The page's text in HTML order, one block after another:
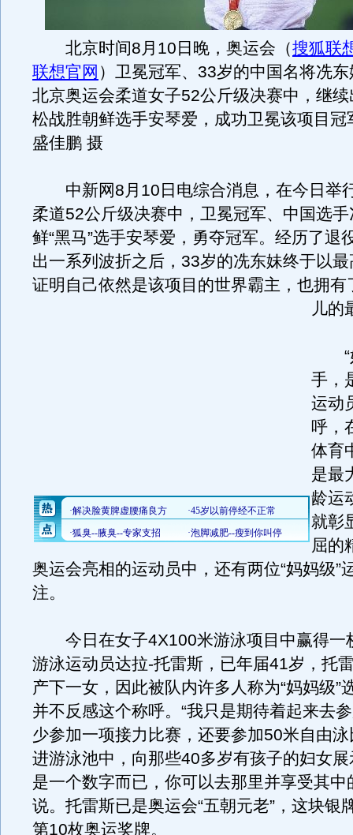
北京时间8月10日晚，奥运会（搜狐联
联想官网 ）卫冕冠军、33岁的中国名将冼
北京奥运会柔道女子52公斤级决赛中，继
松战胜朝鲜选手安琴爱，成功卫冕该项目冠
盛佳鹏 摄
中新网8月10日电综合消息，在今日举
柔道52公斤级决赛中，卫冕冠军、中国选
鲜“黑马”选手安琴爱，勇夺冠军。经历了退
出一系列波折之后，33岁的冼东妹终于以
证明自己依然是该项目的世界霸主，也拥有
儿的
“
手，
运动
呼，
体育
是最
龄运
就彰
屈的
奥运会亮相的运动员中，还有两位“妈妈级”
注。
今日在女子4X100米游泳项目中赢得一
游泳运动员达拉-托雷斯，已年届41岁，托
产下一女，因此被队内许多人称为“妈妈级”
并不反感这个称呼。“我只是期待着起来去
少参加一项接力比赛，还要参加50米自由
进游泳池中，向那些40多岁有孩子的妇女
是一个数字而已，你可以去那里并享受其中
说。托雷斯已是奥运会“五朝元老”，这块银
第10枚奥运奖牌。